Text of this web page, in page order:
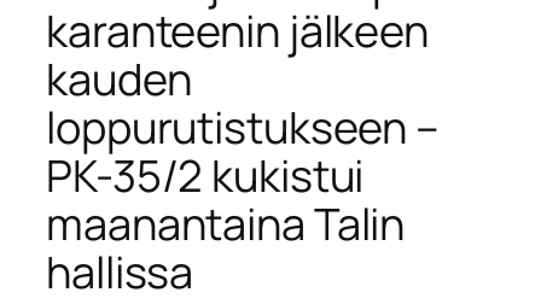
karanteenin jälkeen
kauden
loppurutistukseen –
PK-35/2 kukistui
maanantaina Talin
hallissa